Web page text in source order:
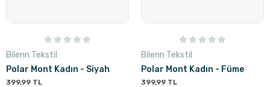
Bilenn Tekstil
Polar Mont Kadın - Siyah
399,99 TL
Bilenn Tekstil
Polar Mont Kadın - Füme
399,99 TL